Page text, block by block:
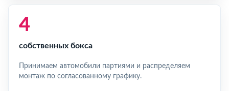
4
собственных бокса
Принимаем автомобили партиями и распределяем
монтаж по согласованному графику.